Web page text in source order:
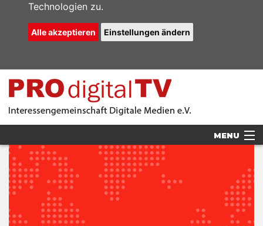
Technologien zu.
Alle akzeptieren Einstellungen ändern
MENU
AKTUELLES
MITGLIEDER
VERANSTALTUNGEN
VORSTAND